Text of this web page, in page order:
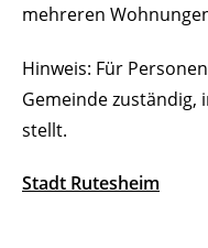
mehreren
Hinweis: Für
Gemeinde zuständig,
stellt.
Stadt Rutesheim